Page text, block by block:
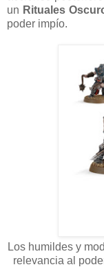
un Rituales
poder impío.
Los humildes y
relevancia al